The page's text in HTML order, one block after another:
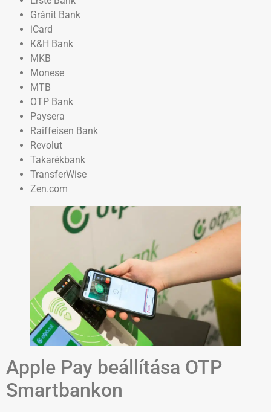
Gránit Bank
iCard
K&H Bank
MKB
Monese
MTB
OTP Bank
Paysera
Raiffeisen Bank
Revolut
Takarékbank
TransferWise
Zen.com
Apple Pay beállítása OTP
Smartbankon